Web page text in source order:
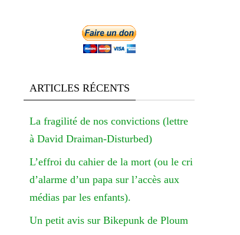
ARTICLES RÉCENTS
La fragilité de nos convictions (lettre
à David Draiman-Disturbed)
L’effroi du cahier de la mort (ou le cri
d’alarme d’un papa sur l’accès aux
médias par les enfants).
Un petit avis sur Bikepunk de Ploum